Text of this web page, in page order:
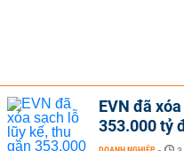
EVN đã
353.000 tỷ